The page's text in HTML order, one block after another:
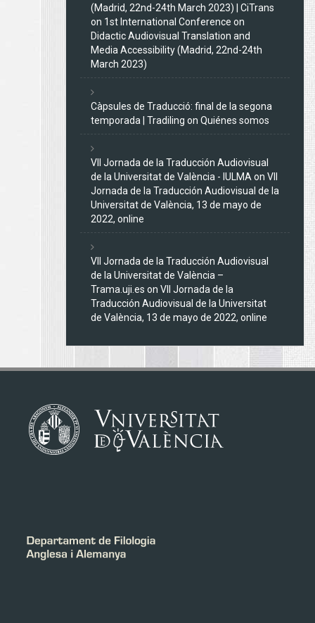
(Madrid, 22nd-24th March 2023) | CiTrans
on 1st International Conference on
Didactic Audiovisual Translation and
Media Accessibility (Madrid, 22nd-24th
March 2023)
Càpsules de Traducció: final de la segona
temporada | Tradiling on Quiénes somos
VII Jornada de la Traducción Audiovisual
de la Universitat de València - IULMA on VII
Jornada de la Traducción Audiovisual de la
Universitat de València, 13 de mayo de
2022, online
VII Jornada de la Traducción Audiovisual
de la Universitat de València –
Trama.uji.es on VII Jornada de la
Traducción Audiovisual de la Universitat
de València, 13 de mayo de 2022, online